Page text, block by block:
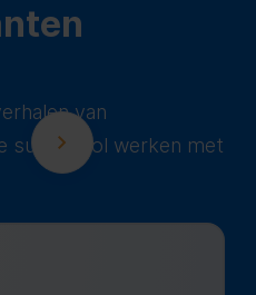
van
succesvol werken met